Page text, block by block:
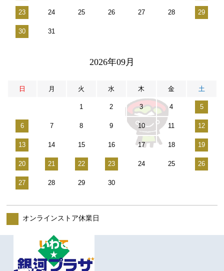
23 24 25 26 27 28 29
30 31
2026年09月
日 月 火 水 木 金 土
1 2 3 4 5
6 7 8 9 10 11 12
13 14 15 16 17 18 19
20 21 22 23 24 25 26
27 28 29 30
オンラインストア休業日